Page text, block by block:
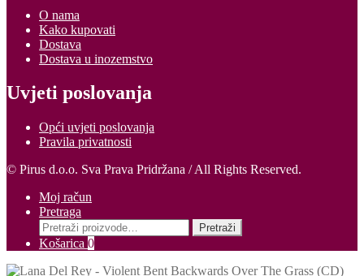
O nama
Kako kupovati
Dostava
Dostava u inozemstvo
Uvjeti poslovanja
Opći uvjeti poslovanja
Pravila privatnosti
© Pirus d.o.o. Sva Prava Pridržana / All Rights Reserved.
Moj račun
Pretraga
Pretraži:
Pretraži
Košarica 0